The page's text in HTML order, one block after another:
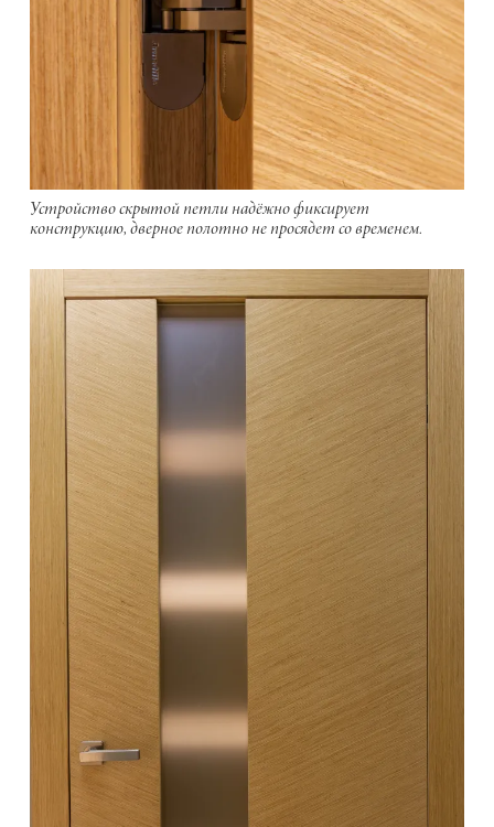
Устройство скрытой петли надёжно фиксирует
конструкцию, дверное полотно не просядет со временем.